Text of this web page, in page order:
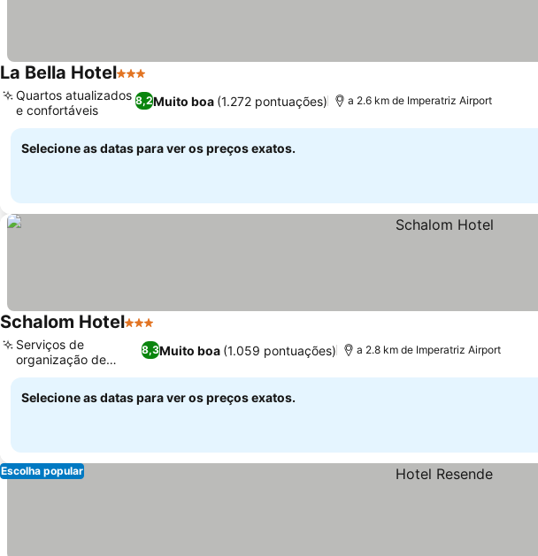
La Bella Hotel3 Estrelas
8,2Muito boa (1.272 pontuações)
Quartos atualizados
e confortáveis
a 2.6 km de Imperatriz Airport
Selecione as datas para ver os preços exatos.
Schalom Hotel3 Estrelas
8,3Muito boa (1.059 pontuações)
Serviços de
organização de
passeios
a 2.8 km de Imperatriz Airport
Selecione as datas para ver os preços exatos.
Escolha popular